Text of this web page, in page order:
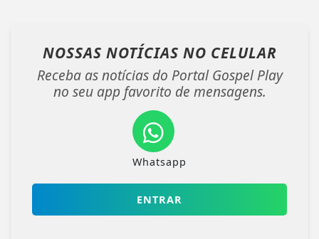
NOSSAS NOTÍCIAS NO CELULAR
Receba as notícias do Portal Gospel Play
no seu app favorito de mensagens.
Whatsapp
ENTRAR